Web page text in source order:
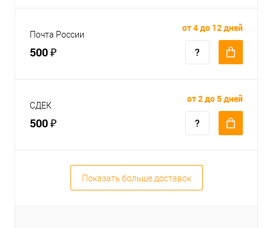
Почта России
500 ₽
от 4 до 12 дней
СДЕК
500 ₽
от 2 до 5 дней
Показать больше доставок